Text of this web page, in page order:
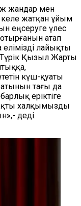
жандар мен
келе жатқан ұйым
еңсеруге үлес
атап
лайықты
Қызыл Жарты
күш-қуаты
тағы да
еріктіге
халқымызды
деді.